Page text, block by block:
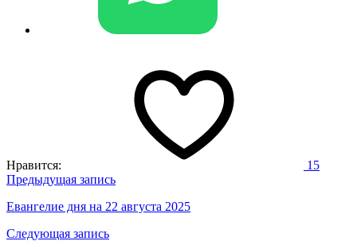
Нравится: 15
Навигация
по
записям
Предыдущая запись
Евангелие дня на 22 августа 2025
Следующая запись